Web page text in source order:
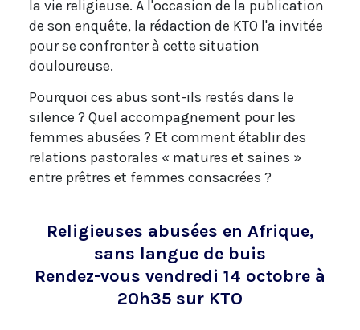
la vie religieuse. À l'occasion de la publication
de son enquête, la rédaction de KTO l'a invitée
pour se confronter à cette situation
douloureuse.
Pourquoi ces abus sont-ils restés dans le
silence ? Quel accompagnement pour les
femmes abusées ? Et comment établir des
relations pastorales « matures et saines »
entre prêtres et femmes consacrées ?
Religieuses abusées en Afrique,
sans langue de buis
Rendez-vous vendredi 14 octobre à
20h35 sur KTO